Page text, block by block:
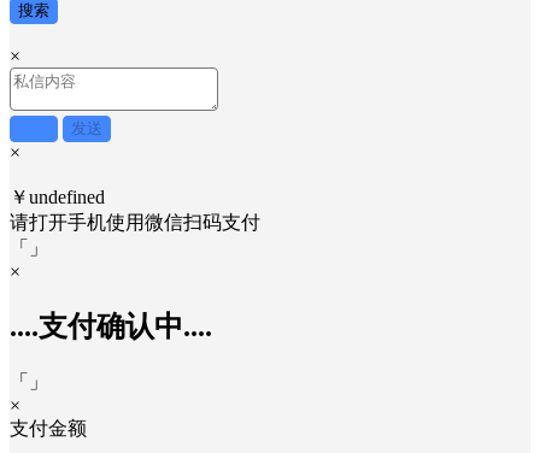
搜索
×
发送
×
￥undefined
请打开手机使用微信扫码支付
「
」
×
....支付确认中....
「
」
×
支付金额